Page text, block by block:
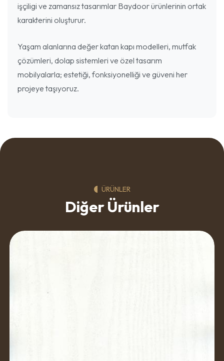
işçiligi ve zamansız tasarımlar Baydoor ürünlerinin ortak
karakterini oluşturur.
Yaşam alanlarına değer katan kapı modelleri, mutfak
çözümleri, dolap sistemleri ve özel tasarım
mobilyalarla; estetiği, fonksiyonelliği ve güveni her
projeye taşıyoruz.
ÜRÜNLER
Diğer Ürünler